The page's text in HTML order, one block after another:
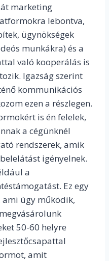
marketing
lebontva,
ügynökségek
munkákra) és a
való kooperálás is
Igazság szerint
kommunikációs
ezen a részlegen.
is én felelek,
a cégünknél
rendszerek, amik
igényelnek.
a
Ez egy
ami úgy működik,
50-60 helyre
amit